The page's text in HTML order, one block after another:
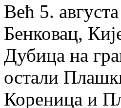
Већ 5.
Бенковац,
Дубица на
остали
Кореница и